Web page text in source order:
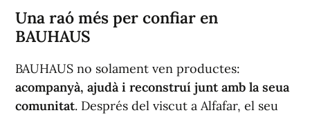
Una raó més per confiar en
BAUHAUS
BAUHAUS no solament ven productes:
acompanyà, ajudà i reconstruí junt amb la seua
comunitat. Després del viscut a Alfafar, el seu